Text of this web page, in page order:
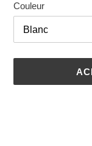
Couleur